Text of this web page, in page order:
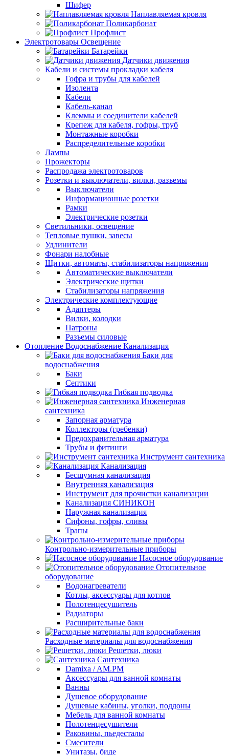
Шифер
Наплавляемая кровля
Поликарбонат
Профлист
Электротовары Освещение
Батарейки
Датчики движения
Кабели и системы прокладки кабеля
Гофра и трубы для кабелей
Изолента
Кабели
Кабель-канал
Клеммы и соединители кабелей
Крепеж для кабеля, гофры, труб
Монтажные коробки
Распределительные коробки
Лампы
Прожекторы
Распродажа электротоваров
Розетки и выключатели, вилки, разъемы
Выключатели
Информационные розетки
Рамки
Электрические розетки
Светильники, освещение
Тепловые пушки, завесы
Удлинители
Фонари налобные
Щитки, автоматы, стабилизаторы напряжения
Автоматические выключатели
Электрические щитки
Стабилизаторы напряжения
Электрические комплектующие
Адаптеры
Вилки, колодки
Патроны
Разъемы силовые
Отопление Водоснабжение Канализация
Баки для
водоснабжения
Баки
Септики
Гибкая подводка
Инженерная
сантехника
Запорная арматура
Коллекторы (гребенки)
Предохранительная арматура
Трубы и фитинги
Инструмент сантехника
Канализация
Бесшумная канализация
Внутренняя канализация
Инструмент для прочистки канализации
Канализация СИНИКОН
Наружная канализация
Сифоны, гофры, сливы
Трапы
Контрольно-измерительные приборы
Насосное оборудование
Отопительное
оборудование
Водонагреватели
Котлы, аксессуары для котлов
Полотенцесушитель
Радиаторы
Расширительные баки
Расходные материалы для водоснабжения
Решетки, люки
Сантехника
Damixa / AM.PM
Аксессуары для ванной комнаты
Ванны
Душевое оборудование
Душевые кабины, уголки, поддоны
Мебель для ванной комнаты
Полотенцесушители
Раковины, пьедесталы
Смесители
Унитазы, биде